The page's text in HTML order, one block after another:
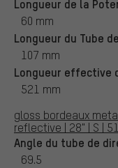
Longueur de la
60 mm
Longueur du Tube
107 mm
Longueur effective
521 mm
gloss bordeaux
reflective | 28" | S |
Angle du tube de
69.5